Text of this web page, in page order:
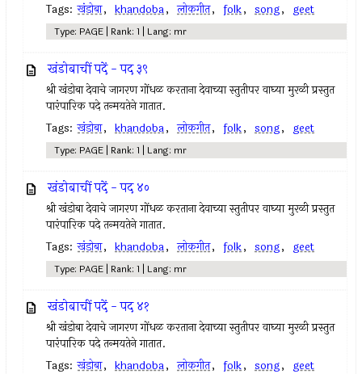
Tags: खंडोबा, khandoba, लोकगीत, folk, song, geet
Type: PAGE | Rank: 1 | Lang: mr
खंडोबाचीं पदें - पद ३९
श्री खंडोबा देवाचे जागरण गोंधळ करताना देवाच्या स्तुतीपर वाघ्या मुरळी प्रस्तुत
पारंपारिक पदे तन्मयतेने गातात.
Tags: खंडोबा, khandoba, लोकगीत, folk, song, geet
Type: PAGE | Rank: 1 | Lang: mr
खंडोबाचीं पदें - पद ४०
श्री खंडोबा देवाचे जागरण गोंधळ करताना देवाच्या स्तुतीपर वाघ्या मुरळी प्रस्तुत
पारंपारिक पदे तन्मयतेने गातात.
Tags: खंडोबा, khandoba, लोकगीत, folk, song, geet
Type: PAGE | Rank: 1 | Lang: mr
खंडोबाचीं पदें - पद ४१
श्री खंडोबा देवाचे जागरण गोंधळ करताना देवाच्या स्तुतीपर वाघ्या मुरळी प्रस्तुत
पारंपारिक पदे तन्मयतेने गातात.
Tags: खंडोबा, khandoba, लोकगीत, folk, song, geet